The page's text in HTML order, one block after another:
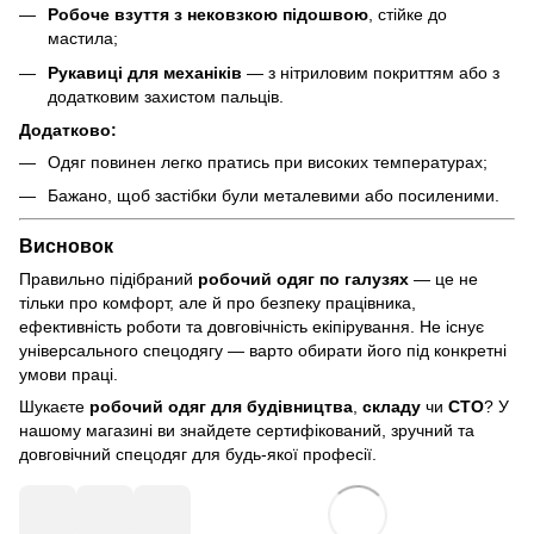
Робоче взуття з нековзкою підошвою , стійке до
мастила;
Рукавиці для механіків — з нітриловим покриттям або з
додатковим захистом пальців.
Додатково:
Одяг повинен легко пратись при високих температурах;
Бажано, щоб застібки були металевими або посиленими.
Висновок
Правильно підібраний робочий одяг по галузях — це не
тільки про комфорт, але й про безпеку працівника,
ефективність роботи та довговічність екіпірування. Не існує
універсального спецодягу — варто обирати його під конкретні
умови праці.
Шукаєте робочий одяг для будівництва складу чи СТО? У
нашому магазині ви знайдете сертифікований, зручний та
довговічний спецодяг для будь-якої професії.